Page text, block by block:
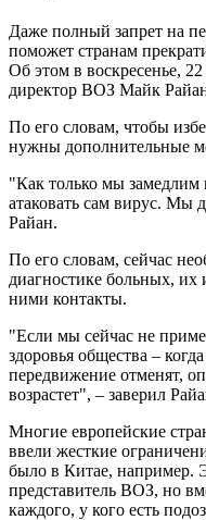
Даже полный запрет на
поможет странам
Об этом в воскресенье,
директор ВОЗ Майк
По его словам, чтобы
нужны дополнительные
"Как только мы
атаковать сам вирус. Мы
Райан.
По его словам, сейчас
диагностике больных, их
ними контакты.
"Если мы сейчас не
здоровья общества –
передвижение отменят,
возрастет", – заверил
Многие европейские
ввели жесткие
было в Китае, например.
представитель ВОЗ, но
каждого, у кого есть